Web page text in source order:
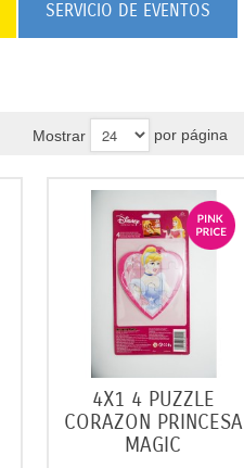
SERVICIO DE EVENTOS
Mostrar por página
4X1 4 PUZZLE
CORAZON PRINCESA
MAGIC